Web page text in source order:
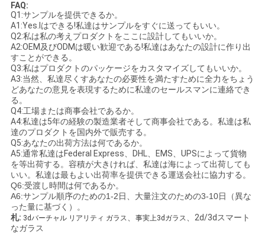
FAQ:
Q1:サンプルを提供できるか。
A1:Yes.Iはできる!私達はサンプルをすぐに送ってもいい。
Q2:私は私の考えプロダクトをここに設計してもいいか。
A2:OEM及びODMは暖い歓迎である!私達はあなたの設計に作り出
すことができる。
Q3:私はプロダクトのパッケージをカスタマイズしてもいいか。
A3:当然、私達尽くすあなたの必要性を満たすために全力をちょう
どあなたの意見を表現するために私達のセールスマンに連絡でき
る。
Q4:工場または商事会社であるか。
A4:私達は5年の経験の製造業者そして商事会社である。私達は私
達のプロダクトを国内外で販売する。
Q5:あなたの出荷方法は何であるか。
A5:通常私達はFederal Express、DHL、EMS、UPSによって貨物
を等出荷する。容積が大きければ、私達は海によって出荷しても
いい。私達は最もよい出荷率を提供できる運送会社に協力する。
Q6:受渡し時間は何であるか。
A6:サンプル順序のための1-2日、大量注文のための3-10日（異な
った量に基づく）。
札: 3dバーチャル リアリティ ガラス、 事実上3dガラス、2d/3dスマート
なガラス